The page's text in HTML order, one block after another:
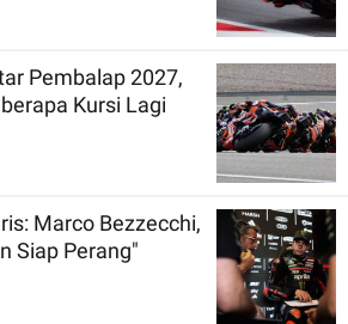
Pembalap 2027,
Kursi Lagi
Marco Bezzecchi,
Siap Perang"